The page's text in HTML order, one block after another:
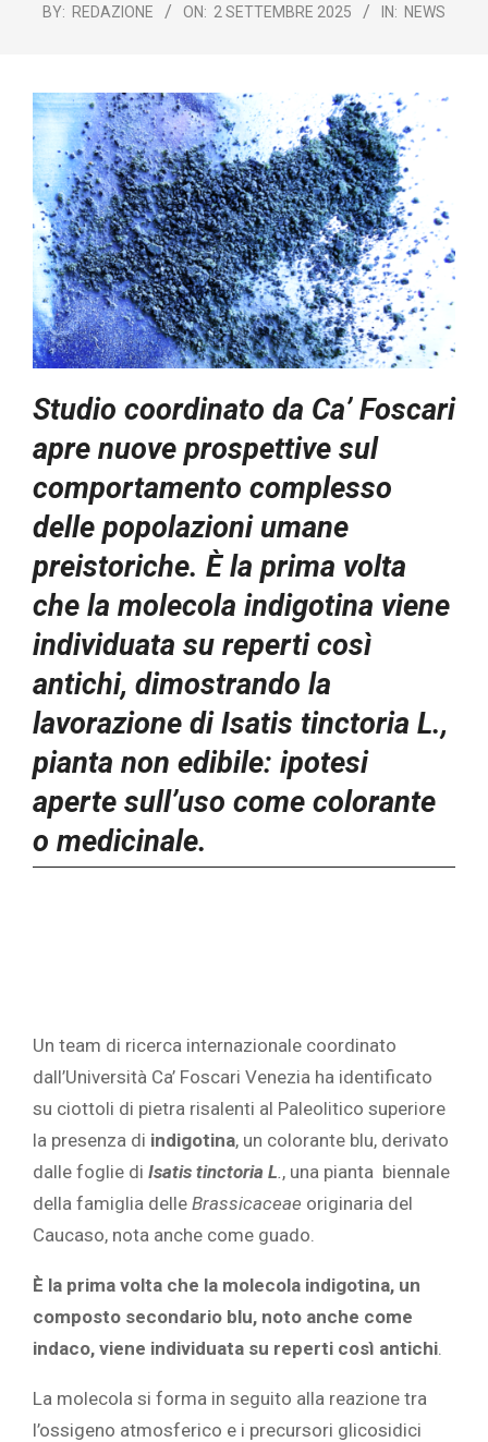
BY: REDAZIONE ON: 2 SETTEMBRE 2025 IN: NEWS
Studio coordinato da Ca’ Foscari
apre nuove prospettive sul
comportamento complesso
delle popolazioni umane
preistoriche. È la prima volta
che la molecola indigotina viene
individuata su reperti così
antichi, dimostrando la
lavorazione di Isatis tinctoria L.,
pianta non edibile: ipotesi
aperte sull’uso come colorante
o medicinale.
Un team di ricerca internazionale coordinato
dall’Università Ca’ Foscari Venezia ha identificato
su ciottoli di pietra risalenti al Paleolitico superiore
la presenza di indigotina, un colorante blu, derivato
dalle foglie di Isatis tinctoria L., una pianta biennale
della famiglia delle Brassicaceae originaria del
Caucaso, nota anche come guado.
È la prima volta che la molecola indigotina, un
composto secondario blu, noto anche come
indaco, viene individuata su reperti così antichi
La molecola si forma in seguito alla reazione tra
l’ossigeno atmosferico e i precursori glicosidici